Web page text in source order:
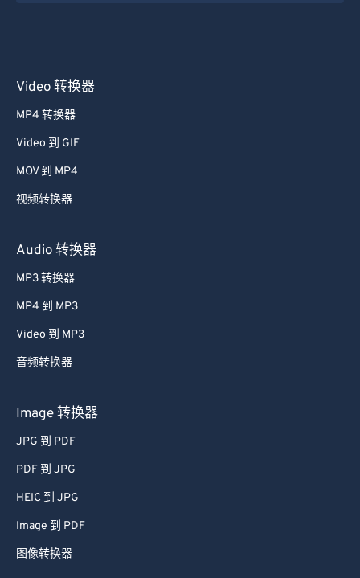
Video 转换器
MP4 转换器
Video 到 GIF
MOV 到 MP4
视频转换器
Audio 转换器
MP3 转换器
MP4 到 MP3
Video 到 MP3
音频转换器
Image 转换器
JPG 到 PDF
PDF 到 JPG
HEIC 到 JPG
Image 到 PDF
图像转换器